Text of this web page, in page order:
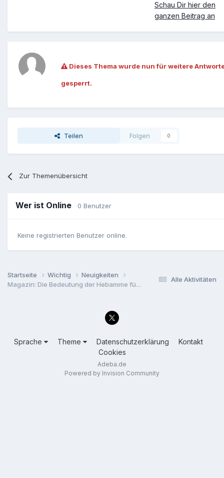
Schau Dir hier den
ganzen Beitrag an
Dieses Thema wurde nun für weitere
gesperrt.
Teilen Folgen 0
Zur Themenübersicht
Wer ist Online 0 Benutzer
Keine registrierten Benutzer online.
Alle Aktivitäten
Startseite Wichtig
Neuigkeiten
Magazin: Die Bedeutung der Hebamme für dich | Tag der Hebamme
Sprache Theme Datenschutzerklärung
Kontakt
Cookies
Adeba.de
Powered by Invision Community